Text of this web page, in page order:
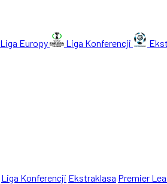
Liga Europy Liga Konferencji
Liga Konferencji Ekstraklasa Premier